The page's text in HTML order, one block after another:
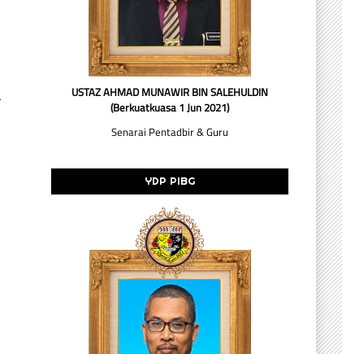
USTAZ AHMAD MUNAWIR BIN SALEHULDIN
(Berkuatkuasa 1 Jun 2021)
Senarai Pentadbir & Guru
YDP PIBG